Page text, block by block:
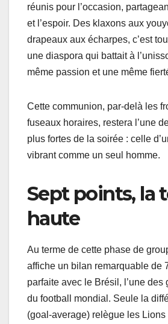
réunis pour l’occasion,
et l’espoir. Des klaxons aux
drapeaux aux écharpes, c’est
une diaspora qui battait à
même passion et une même
Cette communion, par-delà les
fuseaux horaires, restera l’une
plus fortes de la soirée : celle
vibrant comme un seul homme.
Sept points, la
haute
Au terme de cette phase de
affiche un bilan remarquable de
parfaite avec le Brésil, l’une des
du football mondial. Seule la
(goal-average) relègue les Lions